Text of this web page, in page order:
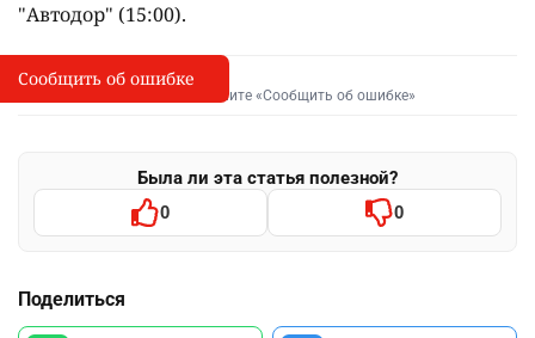
"Автодор" (15:00).
I
Сообщить об опечатке
Выделите фрагмент и нажмите «Сообщить об ошибке»
Была ли эта статья полезной?
0 0
Поделиться
Сообщить об ошибке